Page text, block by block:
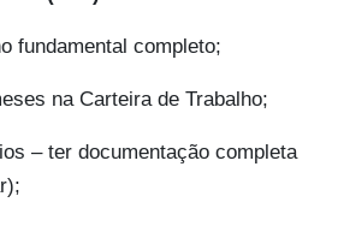
fundamental completo;
na Carteira de Trabalho;
– ter documentação completa